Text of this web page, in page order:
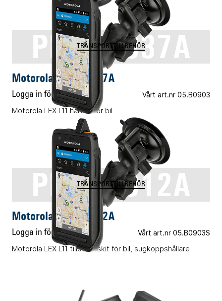
PMLN7837A
TRANSPORTTILLBEHÖR
Motorola PMLN7837A
Logga in för pris Vårt art.nr 05.B0903
Motorola LEX L11 hållare för bil
PMLN7912A
TRANSPORTTILLBEHÖR
Motorola PMLN7912A
Logga in för pris Vårt art.nr 05.B0903S
Motorola LEX L11 tillbehörskit för bil, sugkoppshållare